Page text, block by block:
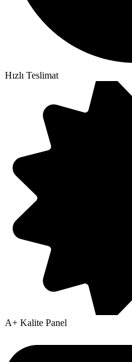
Hızlı Teslimat
A+ Kalite Panel